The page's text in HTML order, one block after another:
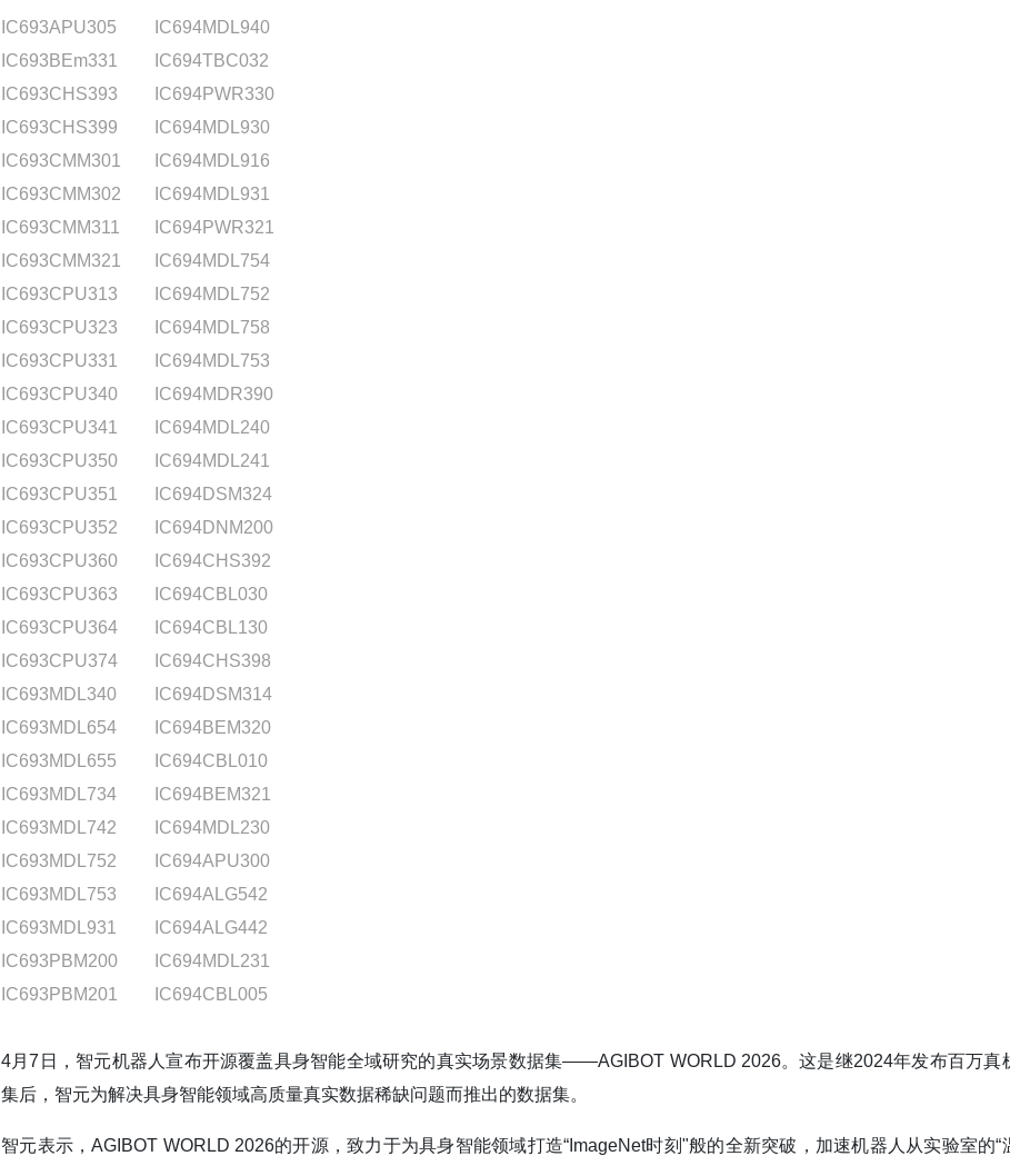
IC693APU305
IC694MDL940
IC693BEm331
IC694TBC032
IC693CHS393
IC694PWR330
IC693CHS399
IC694MDL930
IC693CMM301
IC694MDL916
IC693CMM302
IC694MDL931
IC693CMM311
IC694PWR321
IC693CMM321
IC694MDL754
IC693CPU313
IC694MDL752
IC693CPU323
IC694MDL758
IC693CPU331
IC694MDL753
IC693CPU340
IC694MDR390
IC693CPU341
IC694MDL240
IC693CPU350
IC694MDL241
IC693CPU351
IC694DSM324
IC693CPU352
IC694DNM200
IC693CPU360
IC694CHS392
IC693CPU363
IC694CBL030
IC693CPU364
IC694CBL130
IC693CPU374
IC694CHS398
IC693MDL340
IC694DSM314
IC693MDL654
IC694BEM320
IC693MDL655
IC694CBL010
IC693MDL734
IC694BEM321
IC693MDL742
IC694MDL230
IC693MDL752
IC694APU300
IC693MDL753
IC694ALG542
IC693MDL931
IC694ALG442
IC693PBM200
IC694MDL231
IC693PBM201
IC694CBL005
4月7日，智元机器人宣布开源覆盖具身智能全域研究的真实场景数据集——AGIBOT WORLD 2026。这是继2024年发布百万真
集后，智元为解决具身智能领域高质量真实数据稀缺问题而推出的数据集。
智元表示，AGIBOT WORLD 2026的开源，致力于为具身智能领域打造“ImageNet时刻"般的全新突破，加速机器人从实验室的“